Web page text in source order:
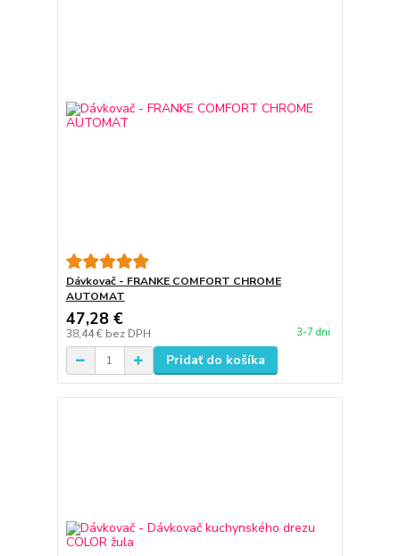
Dávkovač - FRANKE COMFORT CHROME
AUTOMAT
47,28 €
38,44 € bez DPH 3-7 dni
Pridať do košíka